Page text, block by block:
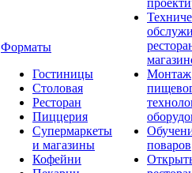
Форматы
Гостиницы
Столовая
Ресторан
Пиццерия
Супермаркеты
и магазины
Кофейни
Монтаж
поваров